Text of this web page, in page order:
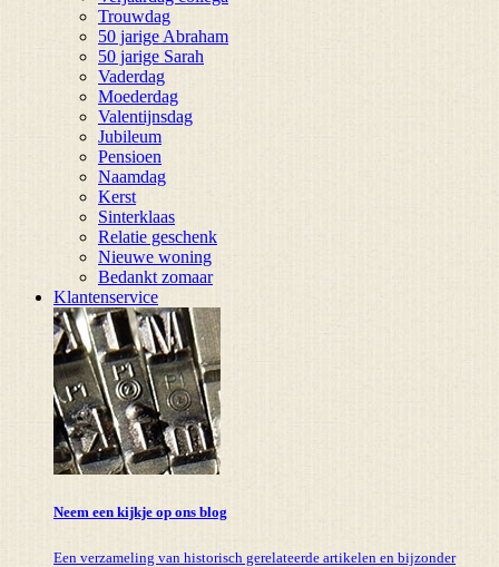
Trouwdag
50 jarige Abraham
50 jarige Sarah
Vaderdag
Moederdag
Valentijnsdag
Jubileum
Pensioen
Naamdag
Kerst
Sinterklaas
Relatie geschenk
Nieuwe woning
Bedankt zomaar
Klantenservice
Neem een kijkje op ons blog
Een verzameling van historisch gerelateerde artikelen en bijzonder